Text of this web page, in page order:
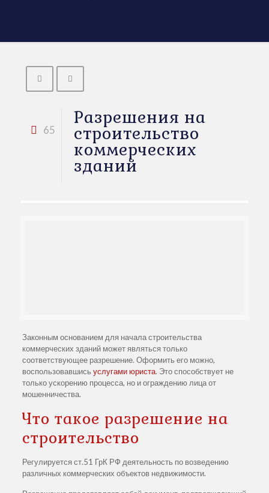
65
Разрешения на
строительство
коммерческих
зданий
Законным основанием для начала строительства
коммерческих зданий может являться только
соответствующее разрешение. Оформить его можно,
воспользовавшись услугами юриста. Это способствует не
только ускорению процесса, но и ограждению лица от
мошенничества.
Что такое разрешение на
строительство
Регулируется ст.51 ГрК РФ деятельность по возведению
различных коммерческих объектов недвижимости.